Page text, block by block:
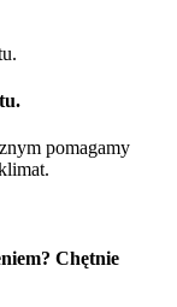
pomagamy
Chętnie